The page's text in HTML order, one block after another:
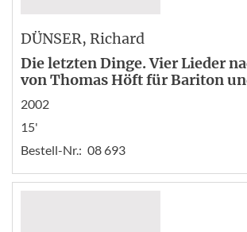
DÜNSER, Richard
Die letzten Dinge. Vier Lieder
von Thomas Höft für Bariton
2002
15'
Bestell-Nr.: 08 693